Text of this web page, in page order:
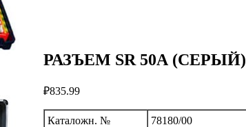
РАЗЪЕМ SR 50А (СЕРЫЙ)
₽835.99
Каталожн. №
78180/00